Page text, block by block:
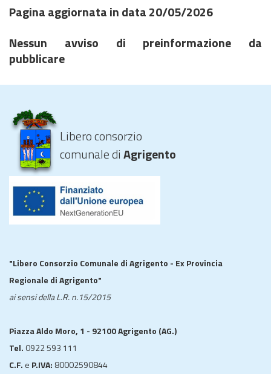
Pagina aggiornata in data 20/05/2026
Nessun avviso di preinformazione da
pubblicare
Libero consorzio
comunale diAgrigento
"Libero Consorzio Comunale di Agrigento - Ex Provincia
Regionale di Agrigento"
ai sensi della L.R. n.15/2015
Piazza Aldo Moro, 1 - 92100 Agrigento (AG.)
Tel. 0922 593 111
C.F. e P.IVA: 80002590844